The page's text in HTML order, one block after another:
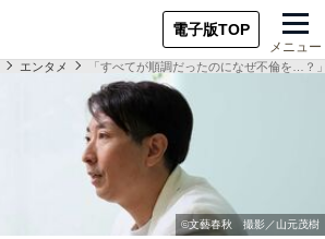
電子版TOP
メニュー
エンタメ 「すべてが順調だったのになぜ不倫を…？